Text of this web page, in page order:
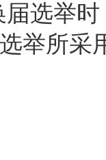
举时
举所采